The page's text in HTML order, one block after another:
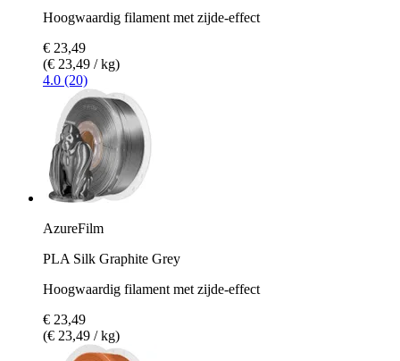
Hoogwaardig filament met zijde-effect
€ 23,49
(€ 23,49 / kg)
4.0 (20)
AzureFilm
PLA Silk Graphite Grey
Hoogwaardig filament met zijde-effect
€ 23,49
(€ 23,49 / kg)